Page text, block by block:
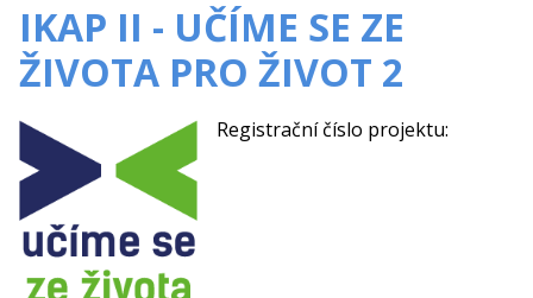
IKAP II - UČÍME SE ZE
ŽIVOTA PRO ŽIVOT 2
Registrační číslo projektu: